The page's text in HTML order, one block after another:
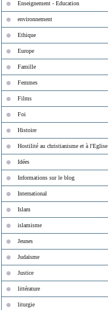
Enseignement - Education
environnement
Ethique
Europe
Famille
Femmes
Films
Foi
Histoire
Hostilité au christianisme et à l'Eglise
Idées
Informations sur le blog
International
Islam
islamisme
Jeunes
Judaïsme
Justice
littérature
liturgie